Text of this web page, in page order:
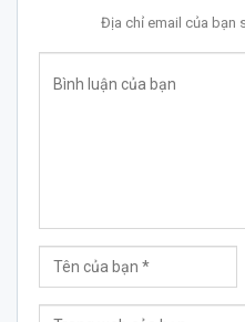
Địa chỉ email của bạn